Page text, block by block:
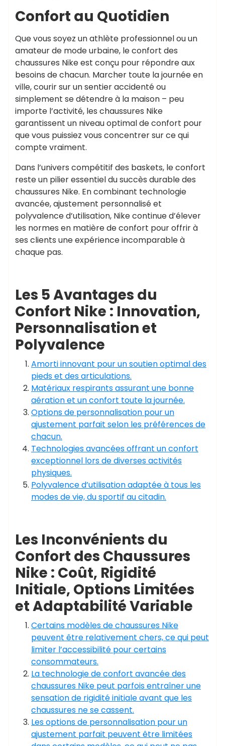
Confort au Quotidien
Que vous soyez un athlète professionnel ou un
amateur de mode urbaine, le confort des
chaussures Nike est conçu pour répondre aux
besoins de chacun. Marcher toute la journée en
ville, courir sur un sentier accidenté ou
simplement se détendre à la maison – peu
importe l’activité, les chaussures Nike
garantissent un niveau optimal de confort pour
que vous puissiez vous concentrer sur ce qui
compte vraiment.
Dans l’univers compétitif des baskets, le confort
reste un pilier essentiel du succès durable des
chaussures Nike. En combinant technologie
avancée, ajustement personnalisé et
polyvalence d’utilisation, Nike continue d’élever
les normes en matière de confort pour offrir à
ses clients une expérience incomparable à
chaque pas.
Les 5 Avantages du
Confort Nike : Innovation,
Personnalisation et
Polyvalence
Amorti innovant pour un soutien optimal des
pieds et des articulations.
Matériaux respirants assurant une bonne
aération et un confort toute la journée.
Options de personnalisation pour un
ajustement parfait selon les préférences de
chacun.
Technologies avancées offrant un confort
exceptionnel lors de diverses activités
physiques.
Polyvalence d’utilisation adaptée à tous les
modes de vie, du sportif au citadin.
Les Inconvénients du
Confort des Chaussures
Nike : Coût, Rigidité
Initiale, Options Limitées
et Adaptabilité Variable
Certains modèles de chaussures Nike
peuvent être relativement chers, ce qui peut
limiter l’accessibilité pour certains
consommateurs.
La technologie de confort avancée des
chaussures Nike peut parfois entraîner une
sensation de rigidité initiale avant que les
chaussures ne se cassent.
Les options de personnalisation pour un
ajustement parfait peuvent être limitées